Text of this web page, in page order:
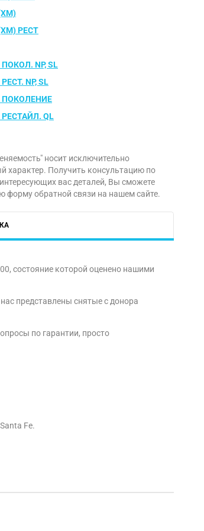
РЕСТ
ПОКОЛ. NP, SL
NP, SL
ПОКОЛЕНИЕ
РЕСТАЙЛ. QL
носит исключительно
характер. Получить консультацию по
вас деталей, Вы сможете
форму обратной связи на нашем сайте.
состояние которой оценено нашими
представлены снятые с донора
по гарантии, просто
Fe.